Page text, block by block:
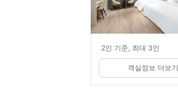
2인 기준, 최대 3인
객실정보 더보기